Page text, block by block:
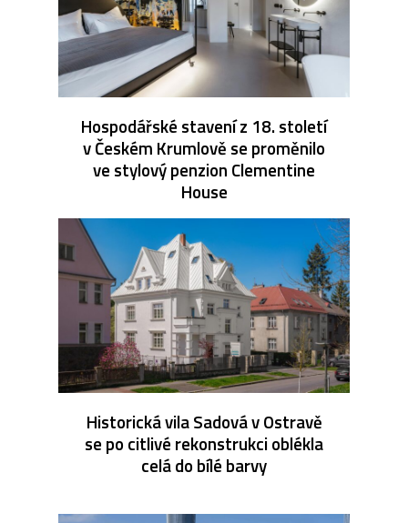
Hospodářské stavení z 18. století
v Českém Krumlově se proměnilo
ve stylový penzion Clementine
House
Historická vila Sadová v Ostravě
se po citlivé rekonstrukci oblékla
celá do bílé barvy